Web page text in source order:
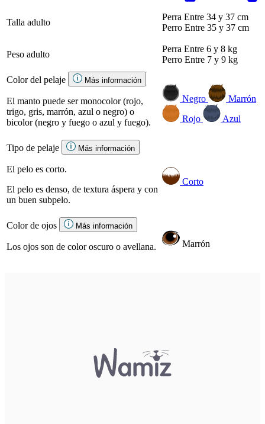
Talla adulto
Perra Entre 34 y 37 cm
Perro Entre 35 y 37 cm
Peso adulto
Perra Entre 6 y 8 kg
Perro Entre 7 y 9 kg
Color del pelaje
Más información
El manto puede ser monocolor (rojo,
trigo, gris, marrón, azul o negro) o
bicolor (negro y fuego o azul y fuego).
Negro
Marrón
Rojo
Azul
Tipo de pelaje Más información
El pelo es corto.
El pelo es denso, de textura áspera y con
un buen subpelo.
Corto
Color de ojos Más información
Los ojos son de color oscuro o avellana. Marrón